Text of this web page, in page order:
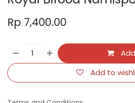
Rp 7,400.00
Add to